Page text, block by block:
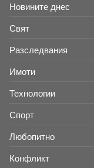
Новините днес
Свят
Разследвания
Имоти
Технологии
Спорт
Любопитно
Конфликт